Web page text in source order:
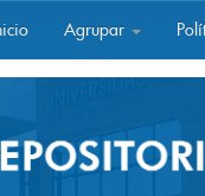
Agrupar